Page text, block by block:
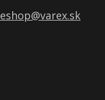
eshop@varex.sk